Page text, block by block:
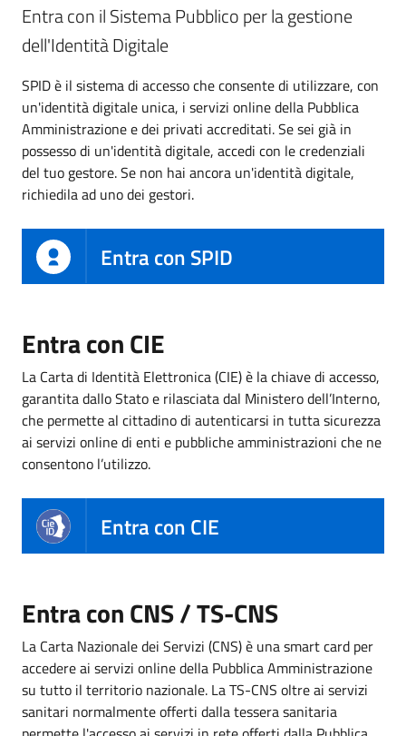
Entra con il Sistema Pubblico per la gestione
dell'Identità Digitale
SPID è il sistema di accesso che consente di utilizzare, con
un'identità digitale unica, i servizi online della Pubblica
Amministrazione e dei privati accreditati. Se sei già in
possesso di un'identità digitale, accedi con le credenziali
del tuo gestore. Se non hai ancora un'identità digitale,
richiedila ad uno dei gestori.
Entra con SPID
Entra con CIE
La Carta di Identità Elettronica (CIE) è la chiave di accesso,
garantita dallo Stato e rilasciata dal Ministero dell’Interno,
che permette al cittadino di autenticarsi in tutta sicurezza
ai servizi online di enti e pubbliche amministrazioni che ne
consentono l’utilizzo.
Entra con CIE
Entra con CNS / TS-CNS
La Carta Nazionale dei Servizi (CNS) è una smart card per
accedere ai servizi online della Pubblica Amministrazione
su tutto il territorio nazionale. La TS-CNS oltre ai servizi
sanitari normalmente offerti dalla tessera sanitaria